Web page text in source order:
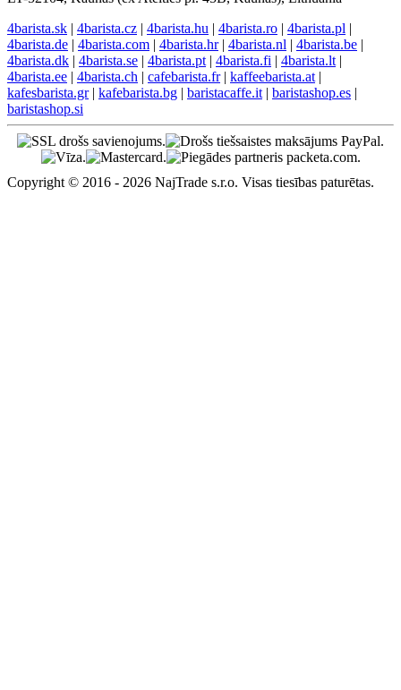
4barista.sk | 4barista.cz | 4barista.hu | 4barista.ro | 4barista.pl |
4barista.de | 4barista.com | 4barista.hr| 4barista.nl | 4barista.be |
4barista.dk | 4barista.se | 4barista.pt | 4barista.fi | 4barista.lt |
4barista.ee | 4barista.ch | cafebarista.fr| kaffeebarista.at |
kafesbarista.gr| kafebarista.bg | baristacaffe.it | baristashop.es |
baristashop.si
Copyright © 2016 - 2026 NajTrade s.r.o. Visas tiesības paturētas.